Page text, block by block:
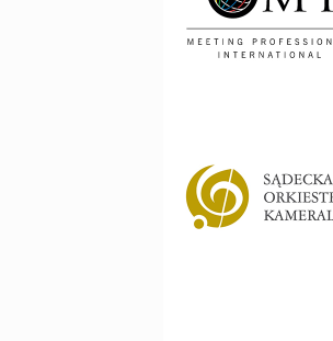
www.mpiweb.pl
www.nowysacz.pl